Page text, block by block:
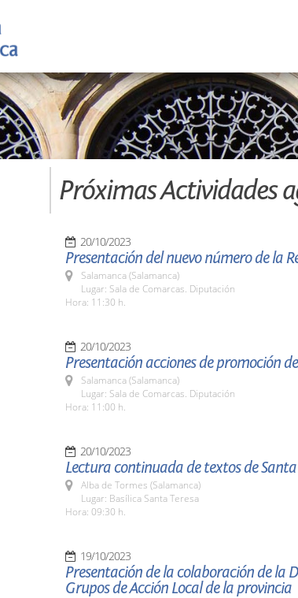
Próximas Actividades
20/10/2023
Presentación del nuevo número de la
Salamanca (Salamanca)
Lugar: Sala de Comarcas. Diputación
Hora: 11:30 h.
20/10/2023
Presentación acciones de promoción
Salamanca (Salamanca)
Lugar: Sala de Comarcas. Diputación
Hora: 11:00 h.
20/10/2023
Lectura continuada de textos de Santa
Alba de Tormes (Salamanca)
Lugar: Basílica Santa Teresa
Hora: 09:30 h.
19/10/2023
Presentación de la colaboración de la
Grupos de Acción Local de la provincia